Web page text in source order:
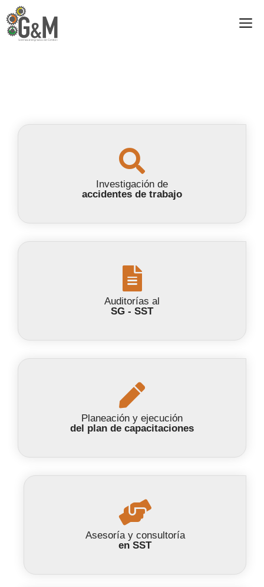
Investigación de
accidentes de trabajo
Auditorías al
SG - SST
Planeación y ejecución
del plan de capacitaciones
Asesoría y consultoría
en SST